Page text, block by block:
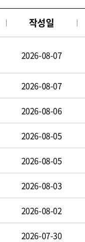
작성일
2026-08-07
2026-08-07
2026-08-06
2026-08-05
2026-08-05
2026-08-03
2026-08-02
2026-07-30